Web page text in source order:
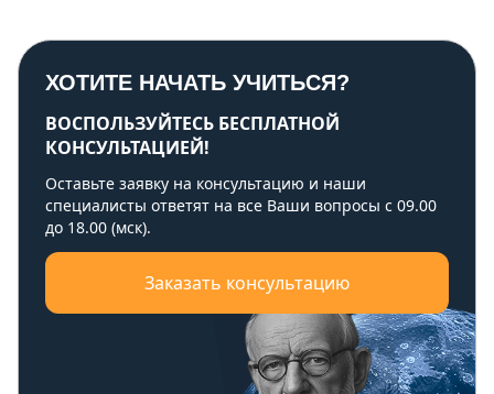
ХОТИТЕ НАЧАТЬ УЧИТЬСЯ?
ВОСПОЛЬЗУЙТЕСЬ БЕСПЛАТНОЙ
КОНСУЛЬТАЦИЕЙ!
Оставьте заявку на консультацию и наши
специалисты ответят на все Ваши вопросы с 09.00
до 18.00 (мск).
Заказать консультацию